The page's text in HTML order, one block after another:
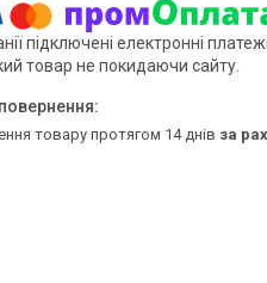
підключені електронні
товар не покидаючи сайту.
товару протягом 14 днів за